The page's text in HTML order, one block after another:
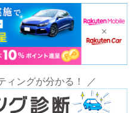
ィングが分かる！ ／